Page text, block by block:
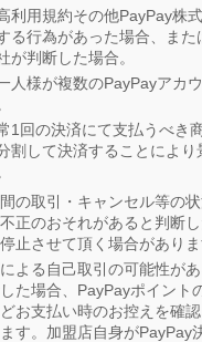
利用規約その他PayPay株
る行為があった場合、また
が判断した場合。
人様が複数のPayPayアカ
1回の決済にて支払うべき
割して決済することによ
の取引・キャンセル等の
正のおそれがあると判断
止させて頂く場合がありま
よる自己取引の可能性が
た場合、PayPayポイント
お支払い時のお控えを確
す。加盟店自身がPayPay